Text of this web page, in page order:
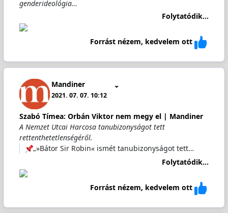
genderideológia…
Folytatódik...
Forrást nézem, kedvelem ott
Mandiner
2021. 07. 07. 10:12
Szabó Tímea: Orbán Viktor nem megy el | Mandiner
A Nemzet Utcai Harcosa tanubizonyságot tett
rettenthetetlenségéről.
„»Bátor Sir Robin« ismét tanubizonyságot tett…
Folytatódik...
Forrást nézem, kedvelem ott